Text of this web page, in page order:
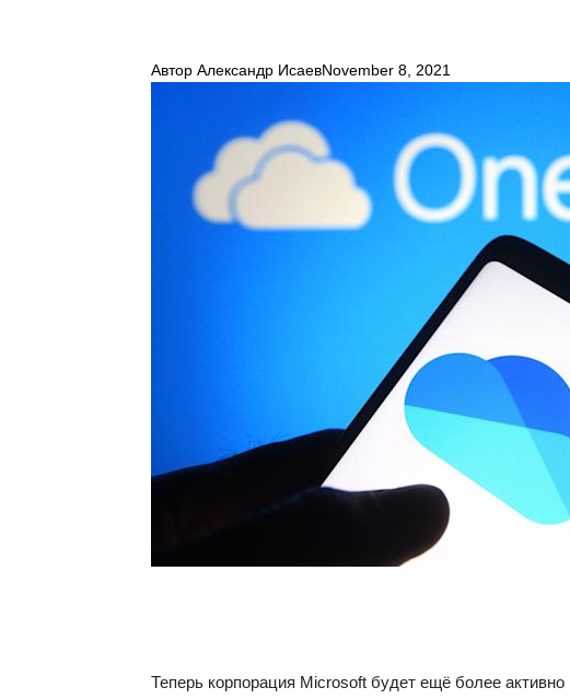
Автор Александр ИсаевNovember 8, 2021
Теперь корпорация Microsoft будет ещё более